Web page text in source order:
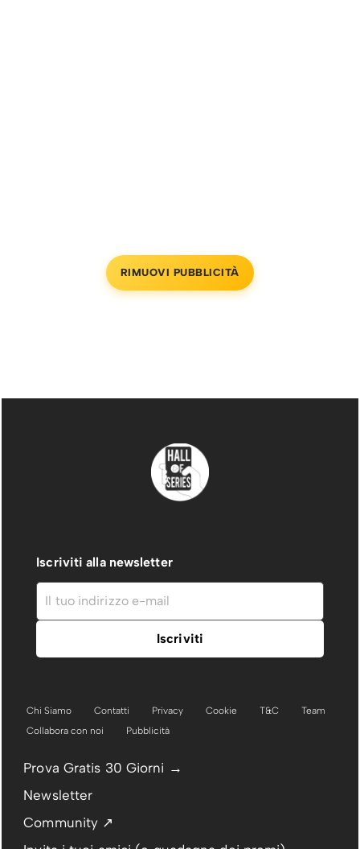
RIMUOVI PUBBLICITÀ
Iscriviti alla newsletter
Chi Siamo Contatti Privacy Cookie T&C
Team
Collabora con noi
Pubblicità
Prova Gratis 30 Giorni →
Newsletter
Community ↗